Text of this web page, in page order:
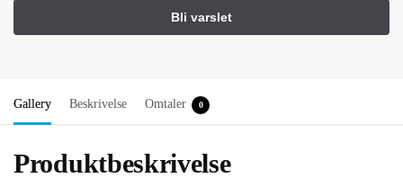
Gallery Beskrivelse Omtaler 0
Produktbeskrivelse